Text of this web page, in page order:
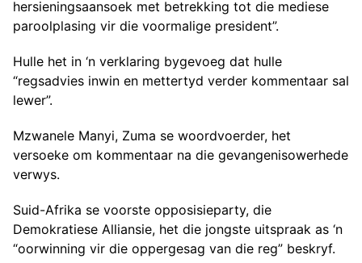
hersieningsaansoek met betrekking tot die mediese
paroolplasing vir die voormalige president”.
Hulle het in ‘n verklaring bygevoeg dat hulle
“regsadvies inwin en mettertyd verder kommentaar sal
lewer”.
Mzwanele Manyi, Zuma se woordvoerder, het
versoeke om kommentaar na die gevangenisowerhede
verwys.
Suid-Afrika se voorste opposisieparty, die
Demokratiese Alliansie, het die jongste uitspraak as ‘n
“oorwinning vir die oppergesag van die reg” beskryf.